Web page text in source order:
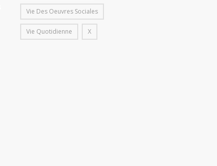
Vie Des Oeuvres Sociales
Vie Quotidienne X